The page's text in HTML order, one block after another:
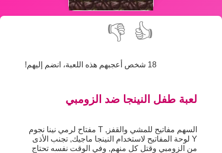
👍
👎
18 شخص أعجبهم هذه اللعبة، انضم إليهم!
لعبة طفل النينجا ضد الزومبي
السهم مفاتيح للمشي والقفز, T مفتاح لرمي نينا نجوم
Y لوحة المفاتيح لاستخدام النينجا ماجيك, تجنب الأذى
من الزومبي وقتل كل منهم, وفي الوقت نفسه تحتاج